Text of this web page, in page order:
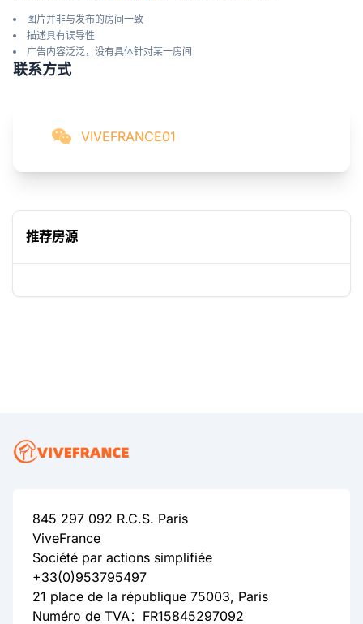
图片并非与发布的房间一致
描述具有误导性
广告内容泛泛，没有具体针对某一房间
联系方式
VIVEFRANCE01
推荐房源
845 297 092 R.C.S. Paris
ViveFrance
Société par actions simplifiée
+33(0)953795497
21 place de la république 75003, Paris
Numéro de TVA：FR15845297092